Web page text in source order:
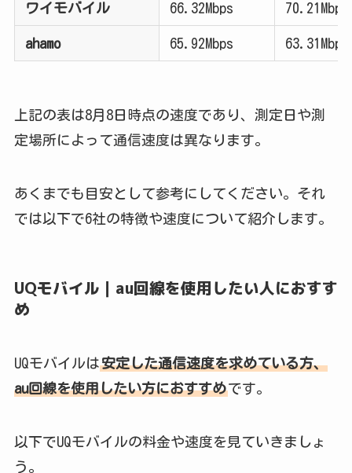
ワイモバイル 66.32Mbps 70.21Mbps
ahamo 65.92Mbps 63.31Mbps
上記の表は8月8日時点の速度であり、測定日や測
定場所によって通信速度は異なります。
あくまでも目安として参考にしてください。それ
では以下で6社の特徴や速度について紹介します。
UQモバイル｜au回線を使用したい人におすす
め
UQモバイルは安定した通信速度を求めている方、
au回線を使用したい方におすすめです。
以下でUQモバイルの料金や速度を見ていきましょ
う。